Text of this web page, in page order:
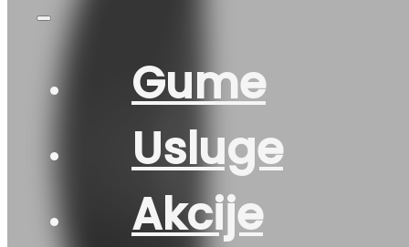
Gume
Usluge
Akcije